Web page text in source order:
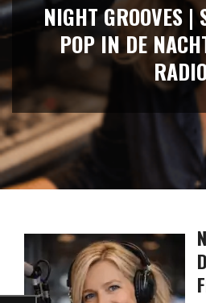
NIGHT GROOVES |
POP IN DE